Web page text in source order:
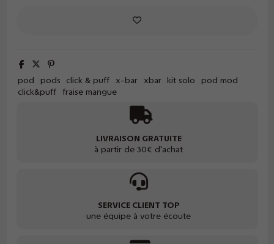
pod pods click & puff x-bar xbar kit solo
pod mod
click&puff fraise mangue
LIVRAISON GRATUITE
à partir de 30€ d'achat
SERVICE CLIENT TOP
une équipe à votre écoute